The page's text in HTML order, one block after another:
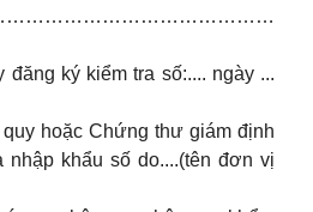
ký kiểm tra số:.... ngày ...
hoặc Chứng thư giám định
khẩu số do....(tên đơn vị